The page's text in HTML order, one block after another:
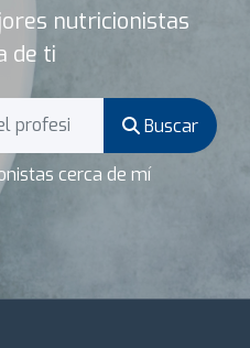
nutricionistas
de ti
Buscar
cerca de mí